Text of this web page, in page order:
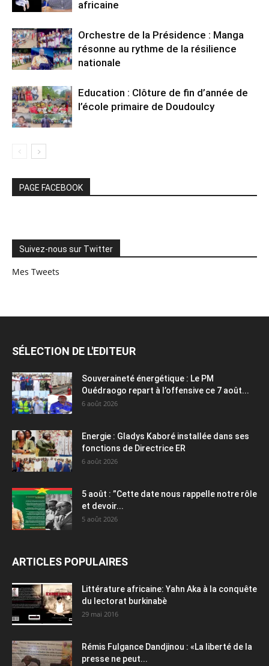
africaine
Orchestre de la Présidence : Manga
résonne au rythme de la résilience
nationale
Education : Clôture de fin d’année de
l’école primaire de Doudoulcy
PAGE FACEBOOK
Suivez-nous sur Twitter
Mes Tweets
SÉLECTION DE L'EDITEUR
Souveraineté énergétique : Le PM
Ouédraogo repart à l’offensive ce 7 août...
6 août 2026
Energie : Gladys Kaboré installée dans ses
fonctions de Directrice ER
6 août 2026
5 août : ”Cette date nous rappelle notre rôle
et devoir...
5 août 2026
ARTICLES POPULAIRES
Littérature africaine: Yahn Aka à la conquête
du lectorat burkinabè
29 mai 2016
Rémis Fulgance Dandjinou : «La liberté de la
presse ne peut...